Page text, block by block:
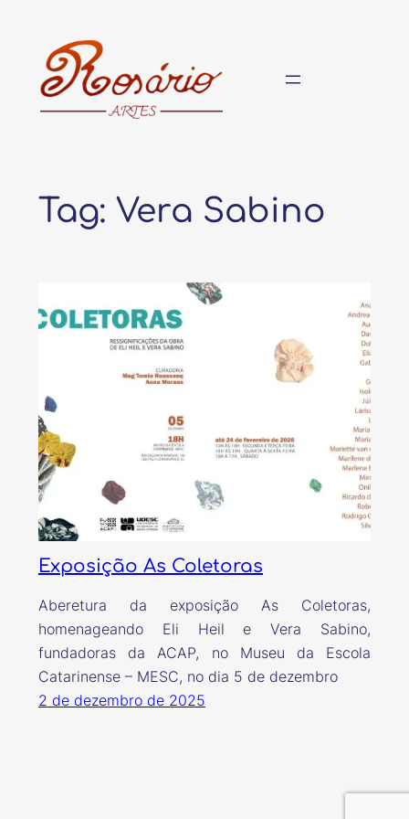
conteúdo
Tag: Vera Sabino
Exposição As Coletoras
Aberetura da exposição As Coletoras,
homenageando Eli Heil e Vera Sabino,
fundadoras da ACAP, no Museu da Escola
Catarinense – MESC, no dia 5 de dezembro
2 de dezembro de 2025